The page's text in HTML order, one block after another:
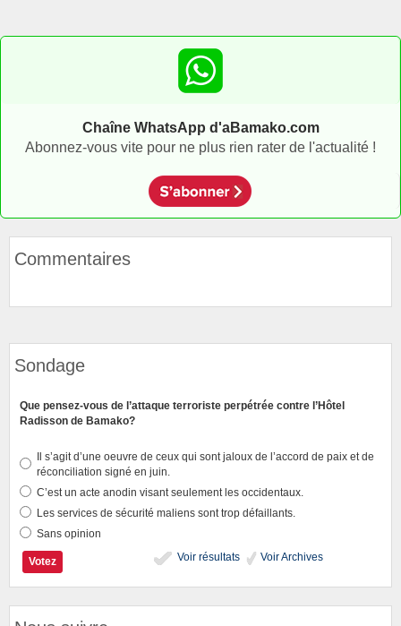
Chaîne WhatsApp d'aBamako.com
Abonnez-vous vite pour ne plus rien rater de l'actualité !
Commentaires
Sondage
Que pensez-vous de l’attaque terroriste perpétrée contre l’Hôtel
Radisson de Bamako?
Il s’agit d’une oeuvre de ceux qui sont jaloux de l’accord de paix et de
réconciliation signé en juin.
C’est un acte anodin visant seulement les occidentaux.
Les services de sécurité maliens sont trop défaillants.
Sans opinion
Voir résultats
Voir Archives